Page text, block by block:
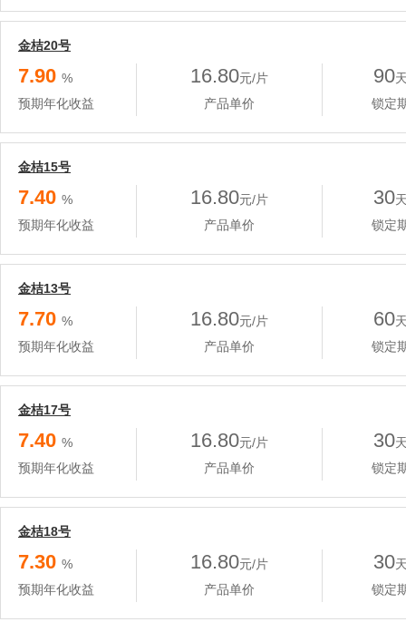
金桔20号
7.90 %
预期年化收益
16.80元/片
产品单价
90
锁定
金桔15号
7.40 %
预期年化收益
16.80元/片
产品单价
30
锁定
金桔13号
7.70 %
预期年化收益
16.80元/片
产品单价
60
锁定
金桔17号
7.40 %
预期年化收益
16.80元/片
产品单价
30
锁定
金桔18号
7.30 %
预期年化收益
16.80元/片
产品单价
30
锁定